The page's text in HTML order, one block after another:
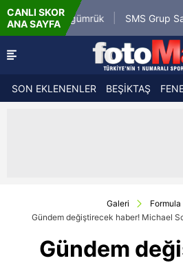
CANLI SKOR
ANA SAYFA
Karagümrük SMS Grup Sarıyerspor
SON EKLENENLER BEŞİKTAŞ
Galeri
Formula
Gündem değiştirecek haber! Michael
Gündem